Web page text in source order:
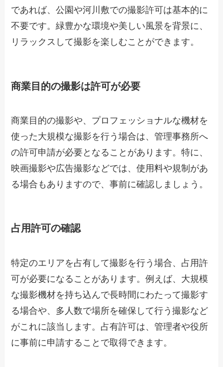
であれば、公園や河川敷での撮影許可は基本的に
不要です。緑豊かな環境や美しい風景を背景に、
リラックスして撮影を楽しむことができます。
商業目的の撮影は許可が必要
商業目的の撮影や、プロフェッショナルな機材を
使った大規模な撮影を行う場合は、管理事務所へ
の許可申請が必要となることがあります。特に、
映画撮影や広告撮影などでは、使用料や規制があ
る場合もありますので、事前に確認しましょう。
占用許可の確認
特定のエリアを占有して撮影を行う場合、占用許
可が必要になることがあります。例えば、大規模
な撮影機材を持ち込んで長時間にわたって撮影す
る場合や、多人数で場所を確保して行う撮影など
がこれに該当します。占有許可は、管理者や役所
に事前に申請することで取得できます。